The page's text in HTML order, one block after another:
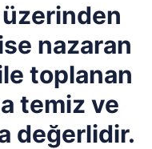
nazaran
toplanan
temiz ve
değerlidir.